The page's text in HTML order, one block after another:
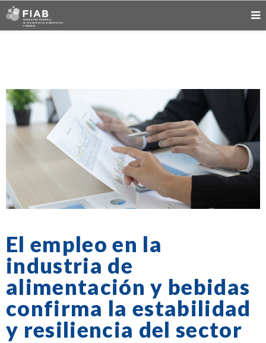
El empleo en la
industria de
alimentación y bebidas
confirma la estabilidad
y resiliencia del sector